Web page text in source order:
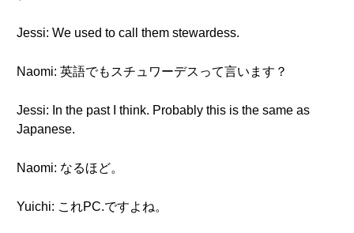
Jessi: We used to call them stewardess.
Naomi: 英語でもスチュワーデスって言います？
Jessi: In the past I think. Probably this is the same as
Japanese.
Naomi: なるほど。
Yuichi: これPC.ですよね。